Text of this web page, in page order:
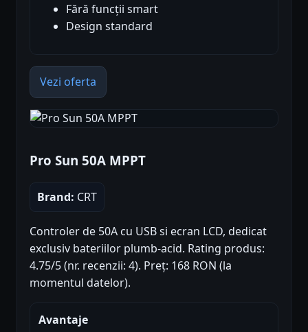
Fără funcții smart
Design standard
Vezi oferta
Pro Sun 50A MPPT
Brand: CRT
Controler de 50A cu USB si ecran LCD, dedicat
exclusiv bateriilor plumb-acid. Rating produs:
4.75/5 (nr. recenzii: 4). Preț: 168 RON (la
momentul datelor).
Avantaje